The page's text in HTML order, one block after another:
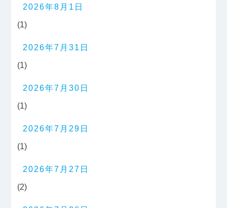
2026年8月1日
(1)
2026年7月31日
(1)
2026年7月30日
(1)
2026年7月29日
(1)
2026年7月27日
(2)